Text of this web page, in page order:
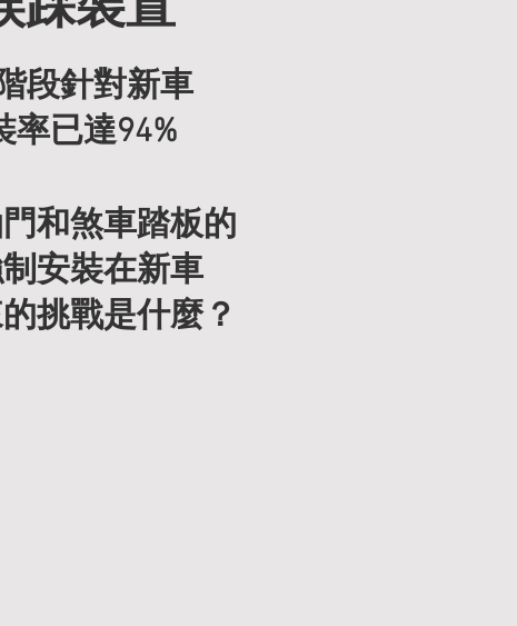
張、害怕或驚嚇
力下降（如踩錯
個區域會受到壓
段針對新車
率已達94%
和煞車踏板的
安裝在新車
挑戰是什麼？